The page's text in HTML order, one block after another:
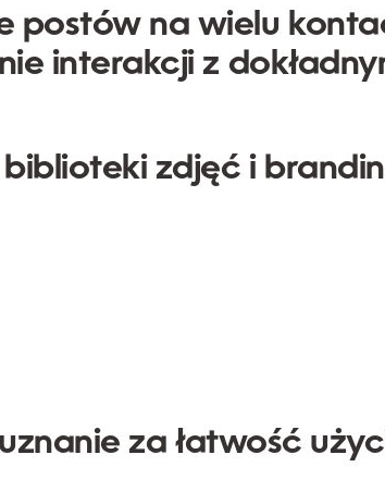
postów na wielu
interakcji z
zdjęć i
za łatwość